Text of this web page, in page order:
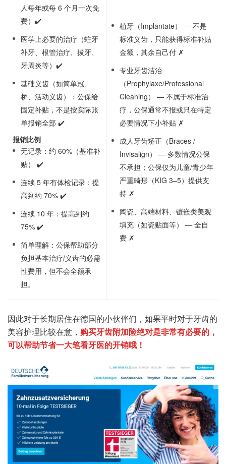
人每年或每 6 个月一次免
费）✔️
医学上必要的治疗（蛀牙
补牙、根管治疗、拔牙、
牙周炎等）✔️
基础义齿（如简单冠、
桥、活动义齿）：公保给
固定补贴，不是按实际账
单报销全部 ✔️
报销比例
无记录：约 60%（基准补
贴） ✔️
连续 5 年有体检记录：提
高到约 70% ✔️
连续 10 年：提高到约
75% ✔️
简单理解：公保帮助部分
负担基本治疗/义齿的必需
性费用，但不会全额承
担。
植牙（Implantate） — 不是
标准义齿，只能获得标准补贴
金额，其余自己付 ✗
专业牙齿洁治
（Prophylaxe/Professional
Cleaning） — 不属于标准治
疗，公保通常不报或只在特定
必要情况下小补贴 ✗
成人牙齿矫正（Braces /
Invisalign） — 多数情况公保
不承担；公保仅为儿童/青少年
严重畸形（KIG 3–5）提供支
持 ✗
陶瓷、高端材料、镶嵌类美观
填充（如瓷贴面等） — 全自
费 ✗
因此对于长期居住在德国的小伙伴们，如果平时对于牙齿的
美容护理比较在意， 购买牙齿附加险绝对是非常有必要的，
可以帮助节省一大笔看牙医的开销哦！